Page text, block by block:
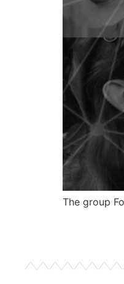
The group